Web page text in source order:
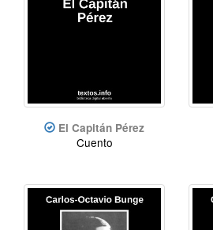
El Capitán Pérez
Cuento